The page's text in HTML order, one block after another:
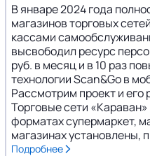
В январе 2024 года
магазинов торговых
кассами
высвободил ресурс
руб. в месяц и в 10 раз
технологии Scan&Go в
Рассмотрим проект и его
Торговые сети
форматах супермаркет,
магазинах установлены,
Подробнее